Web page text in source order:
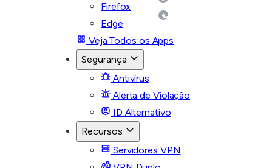
Firefox
Edge
Veja Todos os Apps
Segurança
Antivírus
Alerta de Violação
ID Alternativo
Recursos
Servidores VPN